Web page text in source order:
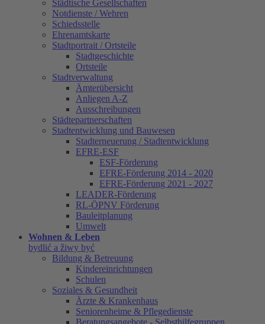
Städtische Gesellschaften
Notdienste / Wehren
Schiedsstelle
Ehrenamtskarte
Stadtportrait / Ortsteile
Stadtgeschichte
Ortsteile
Stadtverwaltung
Ämterübersicht
Anliegen A-Z
Ausschreibungen
Städtepartnerschaften
Stadtentwicklung und Bauwesen
Stadterneuerung / Stadtentwicklung
EFRE-ESF
ESF-Förderung
EFRE-Förderung 2014 - 2020
EFRE-Förderung 2021 - 2027
LEADER-Förderung
RL-ÖPNV Förderung
Bauleitplanung
Umwelt
Wohnen & Leben
bydlić a žiwy być
Bildung & Betreuung
Kindereinrichtungen
Schulen
Soziales & Gesundheit
Ärzte & Krankenhaus
Seniorenheime & Pflegedienste
Beratungsangebote - Selbsthilfegruppen